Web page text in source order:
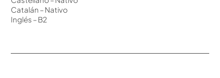
Catalán – Nativo
Inglés – B2